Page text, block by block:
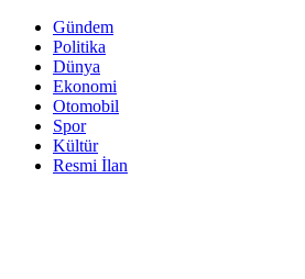
Gündem
Politika
Dünya
Ekonomi
Otomobil
Spor
Kültür
Resmi İlan